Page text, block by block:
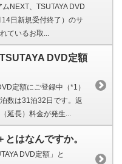
NEXT、TSUTAYA DVD
日新規受付終了）のサ
ているお取...
DVD定額
定額にご登録中（*1）
数は31泊32日です。返
延長）料金が発生...
はなんですか。
DVD定額」と